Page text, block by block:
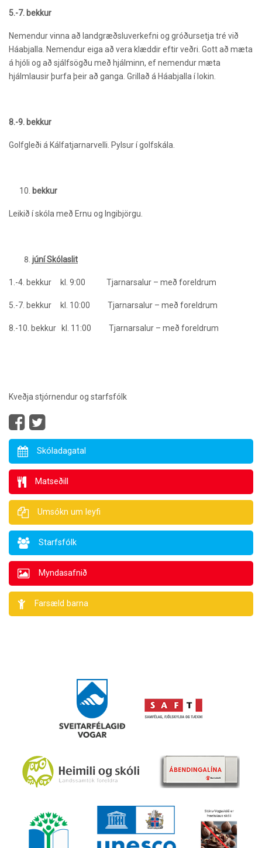
5.-7. bekkur
Nemendur vinna að landgræðsluverkefni og gróðursetja tré við
Háabjalla. Nemendur eiga að vera klæddir eftir veðri. Gott að mæta
á hjóli og að sjálfsögðu með hjálminn, ef nemendur mæta
hjálmlausir þurfa þeir að ganga. Grillað á Háabjalla í lokin.
8.-9. bekkur
Golfgleði á Kálfatjarnarvelli. Pylsur í golfskála.
bekkur
Leikið í skóla með Ernu og Ingibjörgu.
júní Skólaslit
1.-4. bekkur kl. 9:00 Tjarnarsalur – með foreldrum
5.-7. bekkur kl. 10:00 Tjarnarsalur – með foreldrum
8.-10. bekkur kl. 11:00 Tjarnarsalur – með foreldrum
Kveðja stjórnendur og starfsfólk
Skóladagatal
Matseðill
Umsókn um leyfi
Starfsfólk
Myndasafnið
Farsæld barna